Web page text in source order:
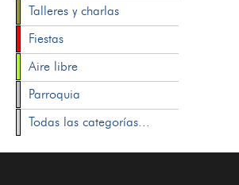
Talleres y charlas
Fiestas
Aire libre
Parroquia
Todas las categorías...